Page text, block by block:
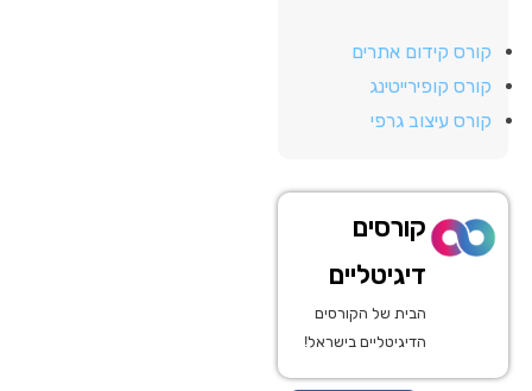
קורס קידום אתרים
קורס קופירייטינג
קורס עיצוב גרפי
קורסים
דיגיטליים
הבית של הקורסים
הדיגיטליים בישראל!